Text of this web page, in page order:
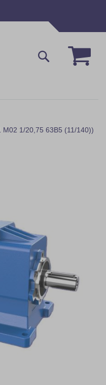
Mój
Szukaj
M02 1/20,75 63B5 (11/140))